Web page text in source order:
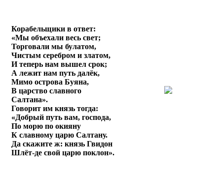
Корабельщики в ответ:
«Мы объехали весь свет;
Торговали мы булатом,
Чистым серебром и златом,
И теперь нам вышел срок;
А лежит нам путь далёк,
Мимо острова Буяна,
В царство славного
Салтана».
Говорит им князь тогда:
«Добрый путь вам, господа,
По морю по окияну
К славному царю Салтану.
Да скажите ж: князь Гвидон
Шлёт-де свой царю поклон».